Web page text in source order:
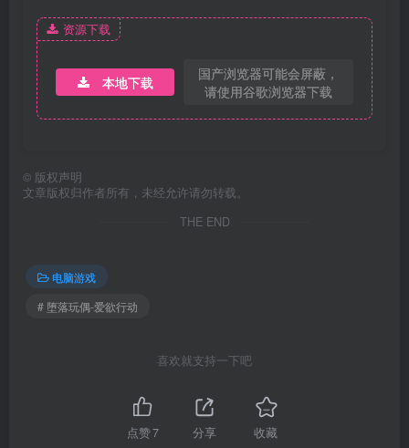
资源下载
本地下载
国产浏览器可能会屏蔽，
请使用谷歌浏览器下载
© 版权声明
文章版权归作者所有，未经允许请勿转载。
THE END
电脑游戏
# 堕落玩偶-爱欲行动
喜欢就支持一下吧
点赞7 分享 收藏